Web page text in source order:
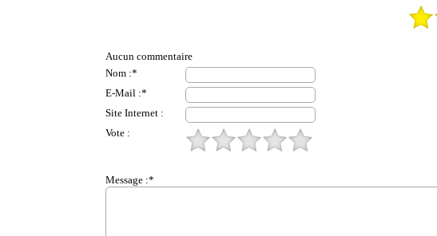
Aucun commentaire
Nom :*
E-Mail :*
Site Internet :
Vote :
Message :*